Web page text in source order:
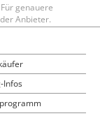
genauere
Anbieter.
Infos